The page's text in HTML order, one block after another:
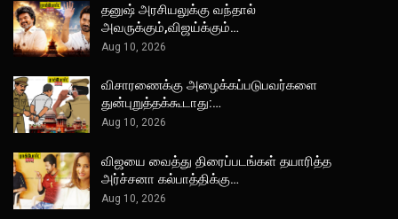
தனுஷ் அரசியலுக்கு வந்தால்
அவருக்கும்,விஜய்க்கும்…
Aug 10, 2026
விசாரணைக்கு அழைக்கப்படுபவர்களை
துன்புறுத்தக்கூடாது:…
Aug 10, 2026
விஜயை வைத்து திரைப்படங்கள் தயாரித்த
அர்ச்சனா கல்பாத்திக்கு…
Aug 10, 2026